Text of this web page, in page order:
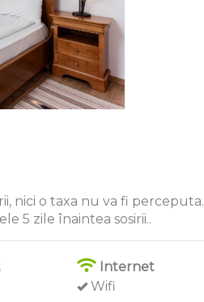
nici o taxa nu va fi perceputa.
5 zile înaintea sosirii..
Internet
Wifi